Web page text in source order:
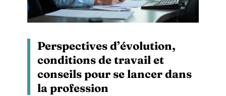
Perspectives d’évolution,
conditions de travail et
conseils pour se lancer dans
la profession